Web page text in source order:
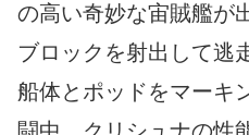
の高い奇妙な宙賊艦が
ブロックを射出して逃
船体とポッドをマーキ